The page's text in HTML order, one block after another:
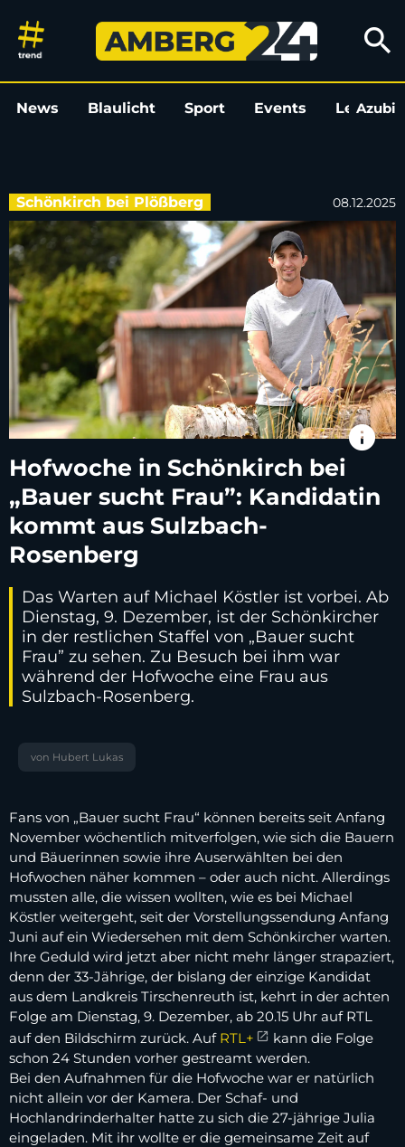
Hofwoche in Schönkirch bei
search
News Blaulicht Sport Events LeoAzubi
Schönkirch bei Plößberg 08.12.2025
info
Hofwoche in Schönkirch bei
„Bauer sucht Frau”: Kandidatin
kommt aus Sulzbach-
Rosenberg
Das Warten auf Michael Köstler ist vorbei. Ab
Dienstag, 9. Dezember, ist der Schönkircher
in der restlichen Staffel von „Bauer sucht
Frau” zu sehen. Zu Besuch bei ihm war
während der Hofwoche eine Frau aus
Sulzbach-Rosenberg.
von Hubert Lukas
Fans von „Bauer sucht Frau“ können bereits seit Anfang
November wöchentlich mitverfolgen, wie sich die Bauern
und Bäuerinnen sowie ihre Auserwählten bei den
Hofwochen näher kommen – oder auch nicht. Allerdings
mussten alle, die wissen wollten, wie es bei Michael
Köstler weitergeht, seit der Vorstellungssendung Anfang
Juni auf ein Wiedersehen mit dem Schönkircher warten.
Ihre Geduld wird jetzt aber nicht mehr länger strapaziert,
denn der 33-Jährige, der bislang der einzige Kandidat
aus dem Landkreis Tirschenreuth ist, kehrt in der achten
Folge am Dienstag, 9. Dezember, ab 20.15 Uhr auf RTL
auf den Bildschirm zurück. Auf RTL+
kann die Folge
schon 24 Stunden vorher gestreamt werden.
Bei den Aufnahmen für die Hofwoche war er natürlich
nicht allein vor der Kamera. Der Schaf- und
Hochlandrinderhalter hatte zu sich die 27-jährige Julia
eingeladen. Mit ihr wollte er die gemeinsame Zeit auf